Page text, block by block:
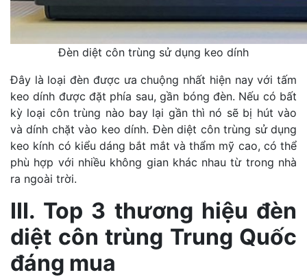
Đèn diệt côn trùng sử dụng keo dính
Đây là loại đèn được ưa chuộng nhất hiện nay với tấm
keo dính được đặt phía sau, gần bóng đèn. Nếu có bất
kỳ loại côn trùng nào bay lại gần thì nó sẽ bị hút vào
và dính chặt vào keo dính. Đèn diệt côn trùng sử dụng
keo kính có kiểu dáng bắt mắt và thẩm mỹ cao, có thể
phù hợp với nhiều không gian khác nhau từ trong nhà
ra ngoài trời.
III. Top 3 thương hiệu đèn
diệt côn trùng Trung Quốc
đáng mua